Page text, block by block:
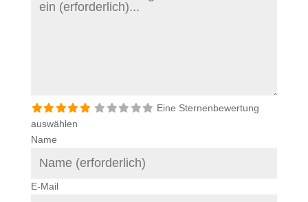
Eine Sternenbewertung
auswählen
Name
E-Mail